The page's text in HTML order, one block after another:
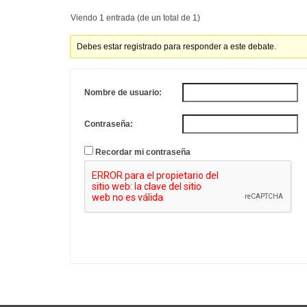
Viendo 1 entrada (de un total de 1)
Debes estar registrado para responder a este debate.
Nombre de usuario:
Contraseña:
Recordar mi contraseña